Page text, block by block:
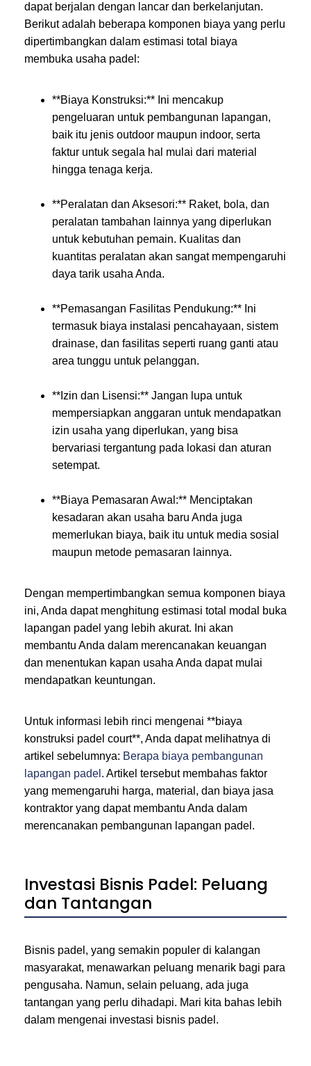
dapat berjalan dengan lancar dan berkelanjutan.
Berikut adalah beberapa komponen biaya yang perlu
dipertimbangkan dalam estimasi total biaya
membuka usaha padel:
**Biaya Konstruksi:** Ini mencakup
pengeluaran untuk pembangunan lapangan,
baik itu jenis outdoor maupun indoor, serta
faktur untuk segala hal mulai dari material
hingga tenaga kerja.
**Peralatan dan Aksesori:** Raket, bola, dan
peralatan tambahan lainnya yang diperlukan
untuk kebutuhan pemain. Kualitas dan
kuantitas peralatan akan sangat mempengaruhi
daya tarik usaha Anda.
**Pemasangan Fasilitas Pendukung:** Ini
termasuk biaya instalasi pencahayaan, sistem
drainase, dan fasilitas seperti ruang ganti atau
area tunggu untuk pelanggan.
**Izin dan Lisensi:** Jangan lupa untuk
mempersiapkan anggaran untuk mendapatkan
izin usaha yang diperlukan, yang bisa
bervariasi tergantung pada lokasi dan aturan
setempat.
**Biaya Pemasaran Awal:** Menciptakan
kesadaran akan usaha baru Anda juga
memerlukan biaya, baik itu untuk media sosial
maupun metode pemasaran lainnya.
Dengan mempertimbangkan semua komponen biaya
ini, Anda dapat menghitung estimasi total modal buka
lapangan padel yang lebih akurat. Ini akan
membantu Anda dalam merencanakan keuangan
dan menentukan kapan usaha Anda dapat mulai
mendapatkan keuntungan.
Untuk informasi lebih rinci mengenai **biaya
konstruksi padel court**, Anda dapat melihatnya di
artikel sebelumnya: Berapa biaya pembangunan
lapangan padel . Artikel tersebut membahas faktor
yang memengaruhi harga, material, dan biaya jasa
kontraktor yang dapat membantu Anda dalam
merencanakan pembangunan lapangan padel.
Investasi Bisnis Padel: Peluang
dan Tantangan
Bisnis padel, yang semakin populer di kalangan
masyarakat, menawarkan peluang menarik bagi para
pengusaha. Namun, selain peluang, ada juga
tantangan yang perlu dihadapi. Mari kita bahas lebih
dalam mengenai investasi bisnis padel.